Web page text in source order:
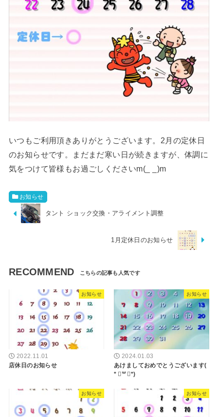
いつもご利用頂きありがとうございます。2月の定休日
のお知らせです。まだまだ寒い日が続きますが、体調に
気をつけて皆様もお過ごしくださいm(_ _)m
お知らせ
タント ショック交換・アライメント調整
1月定休日のお知らせ
RECOMMEND
お知らせ
2022.11.01
店休日のお知らせ
お知らせ
2024.01.03
あけましておめでとうございます(
* ॑꒳ ॑*)
お知らせ お知らせ